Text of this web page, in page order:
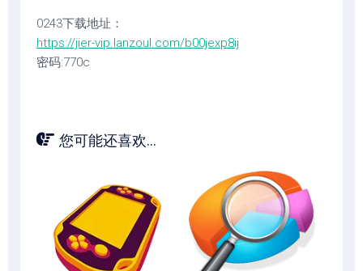
0243下载地址：
https://jier-vip.lanzoul.com/b00jexp8ij
密码:770c
您可能还喜欢...